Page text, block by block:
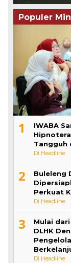
Populer
1
IWABA
Tangguh
Di Headline
2
Buleleng
Perkuat
Di Headline
3
Mulai
DLHK
Di Headline